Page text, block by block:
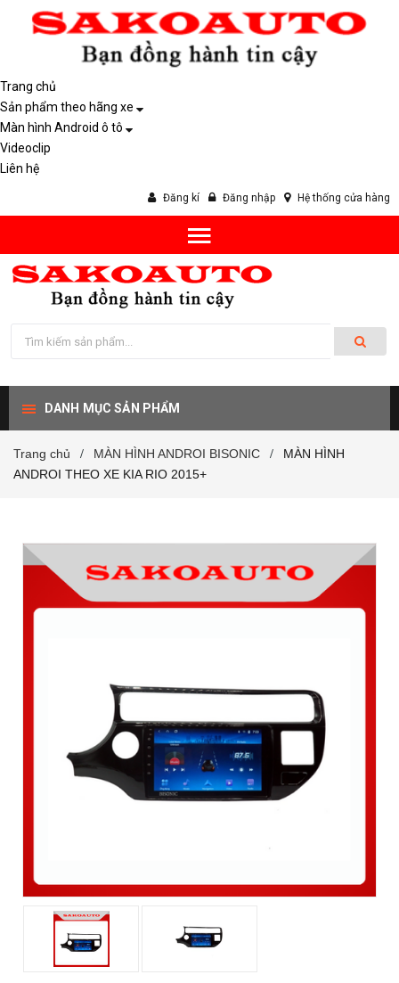
Trang chủ
Sản phẩm theo hãng xe
Màn hình Android ô tô
Videoclip
Liên hệ
Đăng kí Đăng nhập Hệ thống cửa hàng
DANH MỤC SẢN PHẨM
Trang chủ / MÀN HÌNH ANDROI BISONIC /
MÀN HÌNH
ANDROI THEO XE KIA RIO 2015+